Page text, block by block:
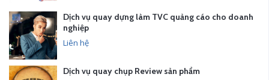
Dịch vụ quay dựng làm TVC quảng cáo cho doanh
nghiệp
Liên hệ
Dịch vụ quay chụp Review sản phẩm